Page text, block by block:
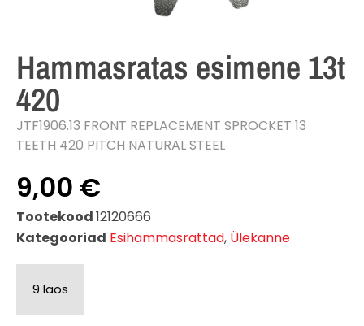
Hammasratas esimene 13t
420
JTF1906.13 FRONT REPLACEMENT SPROCKET 13
TEETH 420 PITCH NATURAL STEEL
9,00 €
Tootekood12120666
Kategooriad Esihammasrattad, Ülekanne
9 laos